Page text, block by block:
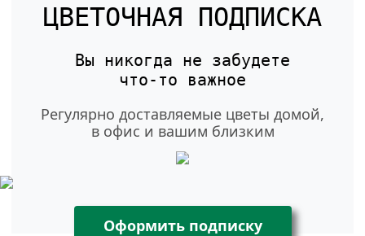
ЦВЕТОЧНАЯ ПОДПИСКА
Вы никогда не забудете
что-то важное
Регулярно доставляемые цветы домой,
в офис и вашим близким
Оформить подписку